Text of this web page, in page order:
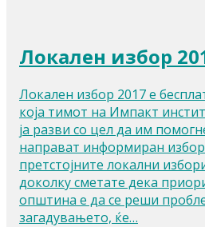
Локален избор
Локален избор 2017 е
која тимот на Импакт
ја разви со цел да им
направат информиран избор
претстојните локални
доколку сметате дека
општина е да се реши
загадувањето, ќе…